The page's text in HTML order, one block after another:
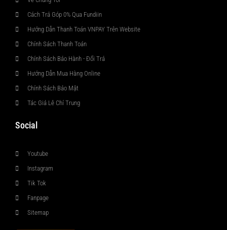
Cách Trả Góp 0% Qua Fundiin
Hướng Dẫn Thanh Toán VNPAY Trên Website
Chính Sách Thanh Toán
Chính Sách Bảo Hành - Đổi Trả
Hướng Dẫn Mua Hàng Online
Chính Sách Bảo Mật
Tác Giả Lê Chí Trung
Social
Youtube
Instagram
Tik Tok
Fanpage
Sitemap